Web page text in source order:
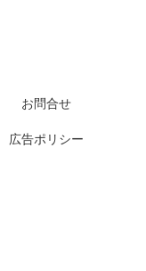
お問合せ
広告ポリシー